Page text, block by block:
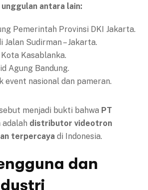
antara lain:
Pemerintah Provinsi DKI Jakarta.
Jalan Sudirman – Jakarta.
Kasablanka.
Agung Bandung.
event nasional dan pameran.
menjadi bukti bahwa PT
adalah distributor videotron
terpercaya di Indonesia.
dan